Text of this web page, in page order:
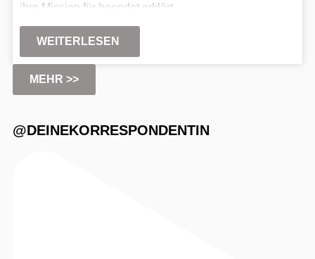
ihre Mission für beendet erklärt.
WEITERLESEN
MEHR >>
@DEINEKORRESPONDENTIN